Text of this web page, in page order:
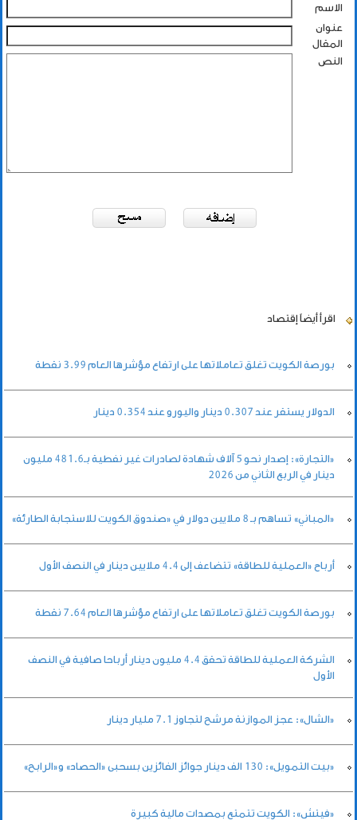
الاسم
عنوان
المقال
النص
اقرأ أيضاً إقتصاد
بورصة الكويت تغلق تعاملاتها على ارتفاع مؤشرها العام 3.99 نقطة
الدولار يستقر عند 0.307 دينار واليورو عند 0.354 دينار
«التجارة»: إصدار نحو 5 آلاف شهادة لصادرات غير نفطية بـ481.6 مليون
دينار في الربع الثاني من 2026
«المباني» تساهم بـ 8 ملايين دولار في «صندوق الكويت للاستجابة الطارئة»
أرباح «العملية للطاقة» تتضاعف إلى 4.4 ملايين دينار في النصف الأول
بورصة الكويت تغلق تعاملاتها على ارتفاع مؤشرها العام 7.64 نقطة
الشركة العملية للطاقة تحقق 4.4 مليون دينار أرباحا صافية في النصف
الأول
«الشال»: عجز الموازنة مرشح لتجاوز 7.1 مليار دينار
«بيت التمويل»: 130 الف دينار جوائز الفائزين بسحبى «الحصاد» و«الرابح»
«فيتش»: الكويت تتمتع بمصدات مالية كبيرة